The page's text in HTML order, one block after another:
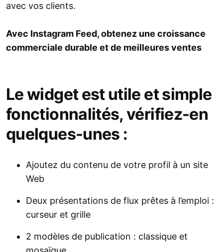
avec vos clients.
Avec Instagram Feed, obtenez une croissance
commerciale durable et de meilleures ventes
Le widget est utile et simple
fonctionnalités, vérifiez-en
quelques-unes :
Ajoutez du contenu de votre profil à un site
Web
Deux présentations de flux prêtes à l’emploi :
curseur et grille
2 modèles de publication : classique et